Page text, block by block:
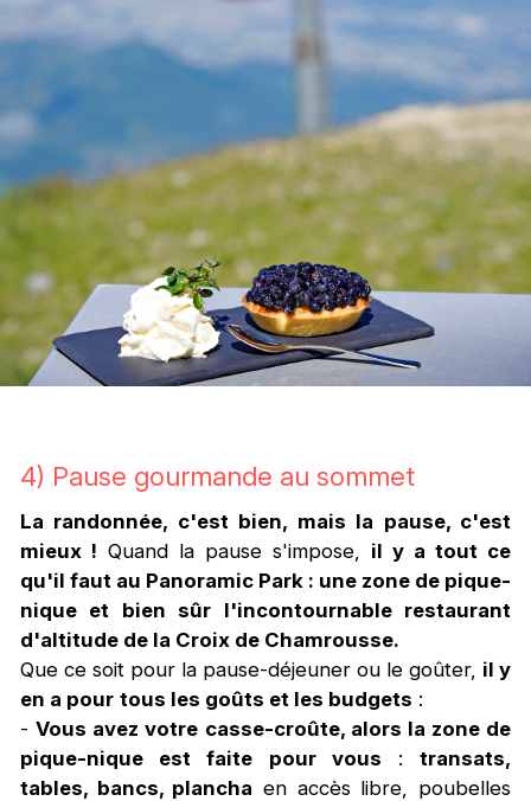
4) Pause gourmande au sommet
La randonnée, c'est bien, mais la pause, c'est
mieux ! Quand la pause s'impose, il y a tout ce
qu'il faut au Panoramic Park : une zone de pique-
nique et bien sûr l'incontournable restaurant
d'altitude de la Croix de Chamrousse.
Que ce soit pour la pause-déjeuner ou le goûter, il y
en a pour tous les goûts et les budgets :
- Vous avez votre casse-croûte, alors la zone de
pique-nique est faite pour vous :transats,
tables, bancs, plancha en accès libre, poubelles